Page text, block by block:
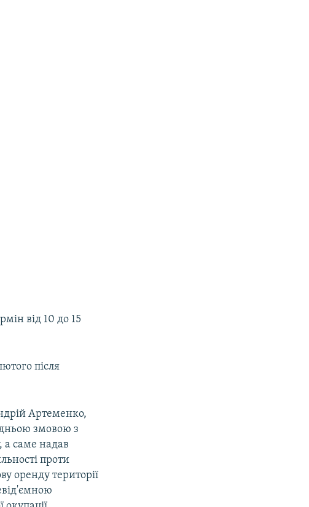
від 10 до 15
після
Артеменко,
змовою з
а саме надав
проти
оренду території